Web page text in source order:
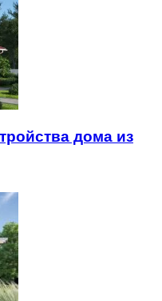
дома из